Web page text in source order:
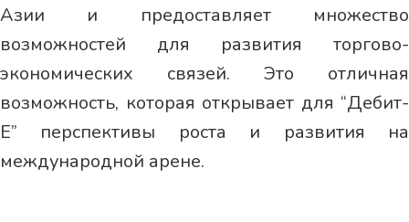
Азии и предоставляет множество
возможностей для развития торгово-
экономических связей. Это отличная
возможность, которая открывает для “Дебит-
Е” перспективы роста и развития на
международной арене.